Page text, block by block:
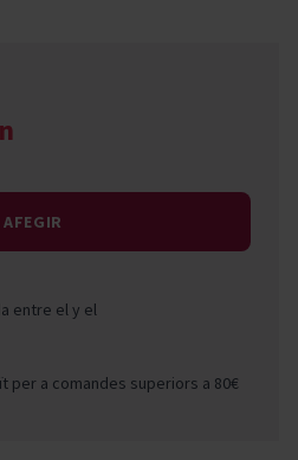
AFEGIR
entre ely el
per a comandes superiors a 80€